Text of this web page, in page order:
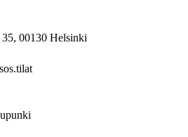
00130 Helsinki